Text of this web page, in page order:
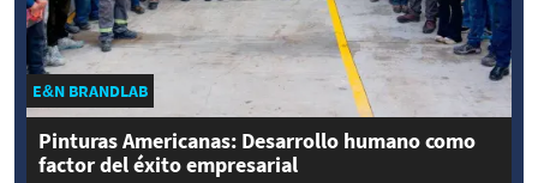
E&N BRANDLAB
Pinturas Americanas: Desarrollo humano como
factor del éxito empresarial